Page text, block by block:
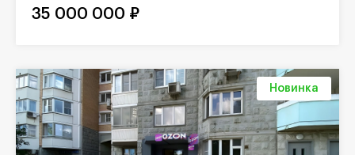
35 000 000 ₽
Новинка